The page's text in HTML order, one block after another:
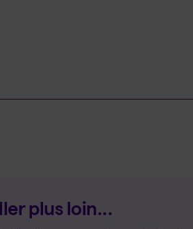
s'ouvrira dans un nouvel
plus loin...